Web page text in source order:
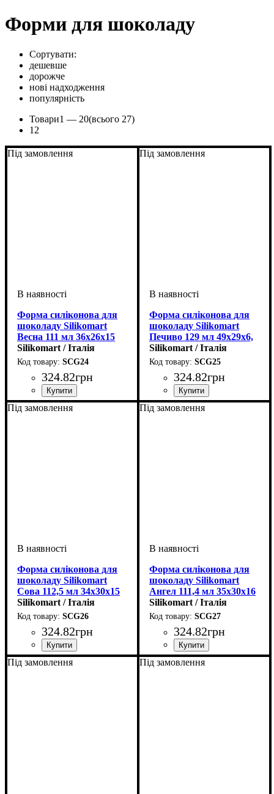
Форми для шоколаду
Сортувати:
дешевше
дорожче
нові надходження
популярність
Товари1 — 20(всього 27)
1 2
Під замовлення
Форма силіконова для
шоколаду Silikomart
Весна 111 мл 36х26х15
мм
Silikomart / Італія
SCG24
324.82грн
Під замовлення
Форма силіконова для
шоколаду Silikomart
Печиво 129 мл 49х29х6,
8 мм
Silikomart / Італія
SCG25
324.82грн
Під замовлення
Форма силіконова для
шоколаду Silikomart
Сова 112,5 мл 34х30х15
мм
Silikomart / Італія
SCG26
324.82грн
Під замовлення
Форма силіконова для
шоколаду Silikomart
Ангел 111,4 мл 35х30х16
мм
Silikomart / Італія
SCG27
324.82грн
Під замовлення Під замовлення